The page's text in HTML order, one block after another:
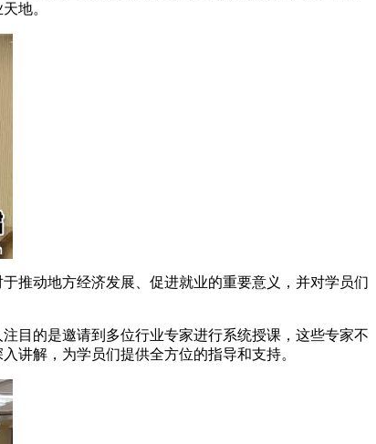
地。
推动地方经济发展、促进就业的重要意义，并对学员们
目的是邀请到多位行业专家进行系统授课，这些专家不
讲解，为学员们提供全方位的指导和支持。